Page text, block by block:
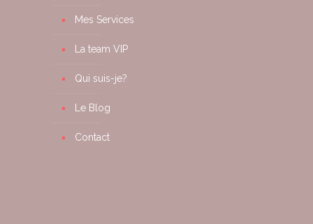
Mes Services
La team VIP
Qui suis-je?
Le Blog
Contact